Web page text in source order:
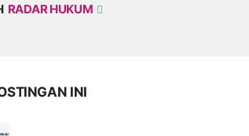
RADAR HUKUM
INI